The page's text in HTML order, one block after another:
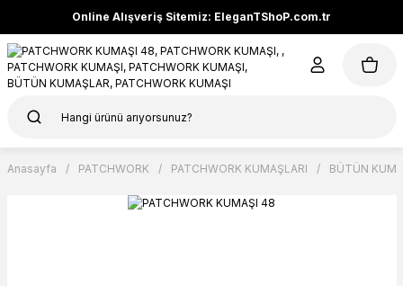
Online Alışveriş Sitemiz: EleganTShoP.com.tr
Anasayfa PATCHWORK PATCHWORK KUMAŞLARI BÜTÜN